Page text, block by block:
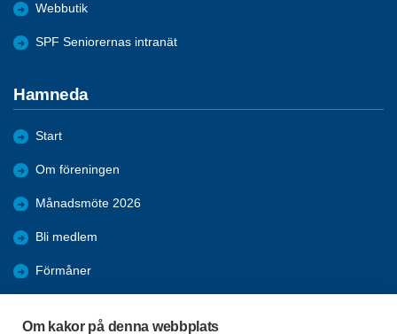
Om kakor på denna webbplats
Webbutik
SPF Seniorernas intranät
Hamneda
Start
Om föreningen
Månadsmöte 2026
Bli medlem
Förmåner